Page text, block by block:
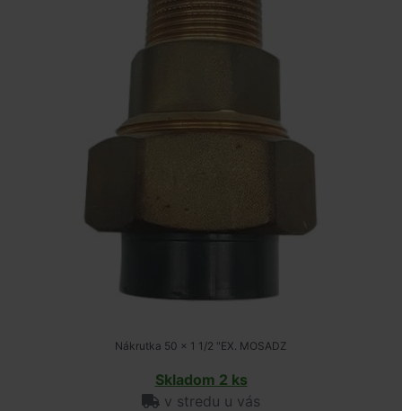
Nákrutka 50 x 1 1/2 "EX. MOSADZ
Skladom 2 ks
v stredu u vás